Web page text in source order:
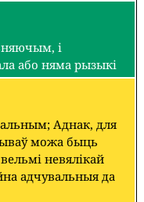
і
або няма рызыкі
Аднак, для
можа быць
невялікай
адчувальныя да